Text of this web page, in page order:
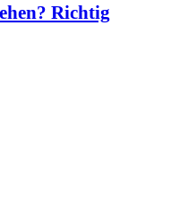
Richtig